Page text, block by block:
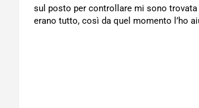
sul posto per controllare mi sono
erano tutto, così da quel momento l’ho